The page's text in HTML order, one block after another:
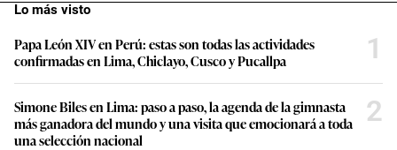
Lo más visto
Papa León XIV en Perú: estas son todas las actividades
confirmadas en Lima, Chiclayo, Cusco y Pucallpa
1
Simone Biles en Lima: paso a paso, la agenda de la gimnasta
más ganadora del mundo y una visita que emocionará a toda
una selección nacional
2